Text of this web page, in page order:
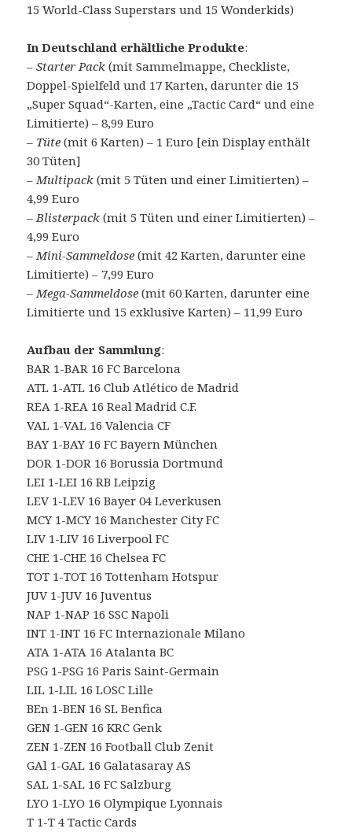
15 World-Class Superstars und 15 Wonderkids)
In Deutschland erhältliche Produkte:
– Starter Pack (mit Sammelmappe, Checkliste,
Doppel-Spielfeld und 17 Karten, darunter die 15
„Super Squad“-Karten, eine „Tactic Card“ und eine
Limitierte) – 8,99 Euro
– Tüte (mit 6 Karten) – 1 Euro [ein Display enthält
30 Tüten]
–Multipack (mit 5 Tüten und einer Limitierten) –
4,99 Euro
–Blisterpack (mit 5 Tüten und einer Limitierten) –
4,99 Euro
–Mini-Sammeldose (mit 42 Karten, darunter eine
Limitierte) – 7,99 Euro
– Mega-Sammeldose (mit 60 Karten, darunter eine
Limitierte und 15 exklusive Karten) – 11,99 Euro
Aufbau der Sammlung:
BAR 1-BAR 16 FC Barcelona
ATL 1-ATL 16 Club Atlético de Madrid
REA 1-REA 16 Real Madrid C.F.
VAL 1-VAL 16 Valencia CF
BAY 1-BAY 16 FC Bayern München
DOR 1-DOR 16 Borussia Dortmund
LEI 1-LEI 16 RB Leipzig
LEV 1-LEV 16 Bayer 04 Leverkusen
MCY 1-MCY 16 Manchester City FC
LIV 1-LIV 16 Liverpool FC
CHE 1-CHE 16 Chelsea FC
TOT 1-TOT 16 Tottenham Hotspur
JUV 1-JUV 16 Juventus
NAP 1-NAP 16 SSC Napoli
INT 1-INT 16 FC Internazionale Milano
ATA 1-ATA 16 Atalanta BC
PSG 1-PSG 16 Paris Saint-Germain
LIL 1-LIL 16 LOSC Lille
BEn 1-BEN 16 SL Benfica
GEN 1-GEN 16 KRC Genk
ZEN 1-ZEN 16 Football Club Zenit
GAl 1-GAL 16 Galatasaray AS
SAL 1-SAL 16 FC Salzburg
LYO 1-LYO 16 Olympique Lyonnais
T 1-T 4 Tactic Cards